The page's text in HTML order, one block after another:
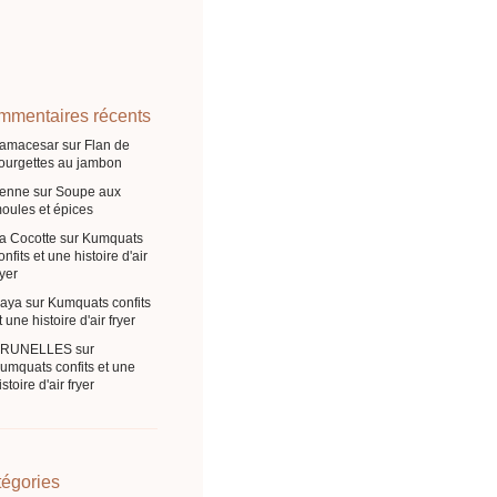
récents
sur Flan de
au jambon
sur Soupe aux
et épices
Cocotte sur Kumquats
et une histoire d'air
sur Kumquats confits
une histoire d'air fryer
sur
confits et une
d'air fryer